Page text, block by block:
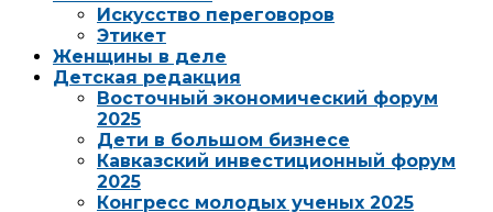
Искусство переговоров
Этикет
Женщины в деле
Детская редакция
Восточный экономический форум
2025
Дети в большом бизнесе
Кавказский инвестиционный форум
2025
Конгресс молодых ученых 2025